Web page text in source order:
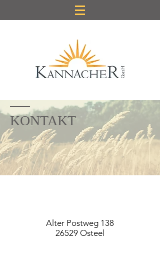
KONTAKT
Alter Postweg 138
26529 Osteel